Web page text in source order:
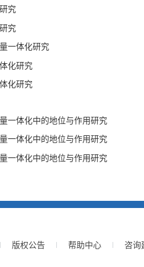
、技术等要素配置优化，助力产业
对京津冀非首都功能疏解、协同创
入剖析，并对北京市、天津市、河
非首都功能疏解成效显著，助力京
三是产业协作不断走深走实，“链群
改善，绿色低碳发展不断深化。同
源配置不均问题尚未得到有效解决
协同关联度有待提升，北京辐射带
快关键资源开放共享。三是提升“产
究
究
一体化研究
化研究
化研究
一体化中的地位与作用研究
一体化中的地位与作用研究
一体化中的地位与作用研究
版权公告 帮助中心 咨询